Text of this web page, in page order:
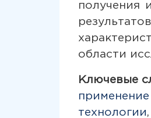
получения
области
Ключевые
технологии,